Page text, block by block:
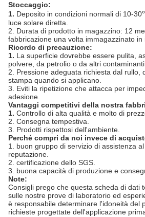
Stoccaggio:
1. Deposito in condizioni normali di 10-
luce solare diretta.
2. Durata di prodotto in magazzino: 12
fabbricazione una volta immagazzinato in
Ricordo di precauzione:
1. La superficie dovrebbe essere pulita,
polvere, da petrolio o da altri contaminanti.
2. Pressione adeguata richiesta dal rullo,
stampa quando si applicano.
3. Eviti la ripetizione che attacca per
adesione.
Vantaggi competitivi della nostra
1. Controllo di alta qualità e molto di
2. Consegna tempestiva.
3. Prodotti rispettosi dell'ambiente.
Perché compri da noi invece di
1. buon gruppo di servizio di assistenza
reputazione.
2. certificazione dello SGS.
3. buona capacità di produzione e
Note:
Consigli prego che questa scheda di dati
sulle nostre prove di laboratorio ed
è responsabile determinare l'idoneità del
richieste progettate dell'applicazione